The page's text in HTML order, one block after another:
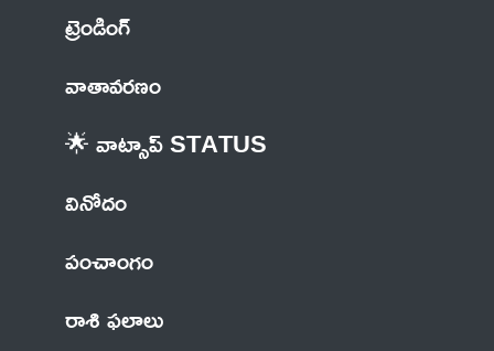
ట్రెండింగ్
వాతావరణం
🌟 వాట్సాప్ STATUS
వినోదం
పంచాంగం
రాశి ఫలాలు